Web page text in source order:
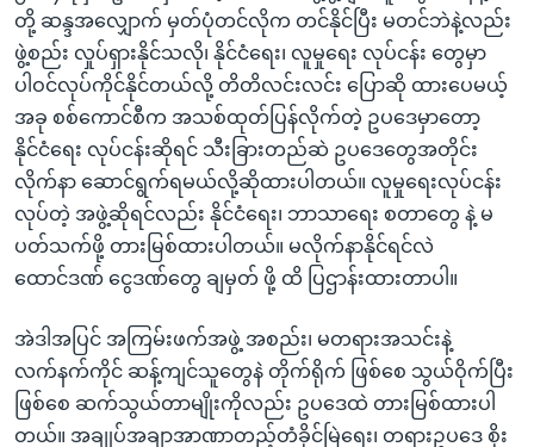
တို့ ဆန္ဒအလျှောက် မှတ်ပုံတင်လိုက တင်နိုင်ပြီး မတင်ဘဲနဲ့လည်း
ဖွဲ့စည်း လှုပ်ရှားနိုင်သလို၊ နိုင်ငံရေး၊ လူမှုရေး လုပ်ငန်း တွေမှာ
ပါဝင်လုပ်ကိုင်နိုင်တယ်လို့ တိတိလင်းလင်း ပြောဆို ထားပေမယ့်
အခု စစ်ကောင်စီက အသစ်ထုတ်ပြန်လိုက်တဲ့ ဥပဒေမှာတော့
နိုင်ငံရေး လုပ်ငန်းဆိုရင် သီးခြားတည်ဆဲ ဥပဒေတွေအတိုင်း
လိုက်နာ ဆောင်ရွက်ရမယ်လို့ဆိုထားပါတယ်။ လူမှုရေးလုပ်ငန်း
လုပ်တဲ့ အဖွဲ့ဆိုရင်လည်း နိုင်ငံရေး၊ ဘာသာရေး စတာတွေ နဲ့ မ
ပတ်သက်ဖို့ တားမြစ်ထားပါတယ်။ မလိုက်နာနိုင်ရင်လဲ
ထောင်ဒဏ် ငွေဒဏ်တွေ ချမှတ် ဖို့ ထိ ပြဌာန်းထားတာပါ။
အဲဒါအပြင် အကြမ်းဖက်အဖွဲ့ အစည်း၊ မတရားအသင်းနဲ့
လက်နက်ကိုင် ဆန့်ကျင်သူတွေနဲ တိုက်ရိုက် ဖြစ်စေ သွယ်ဝိုက်ပြီး
ဖြစ်စေ ဆက်သွယ်တာမျိုးကိုလည်း ဥပဒေထဲ တားမြစ်ထားပါ
တယ်။ အချုပ်အချာအာဏာတည့်တံခိုင်မြဲရေး၊ တရားဥပဒေ စိုး